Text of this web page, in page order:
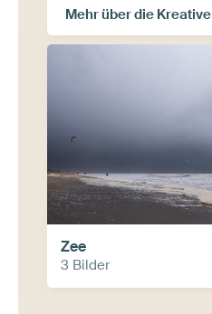
Mehr über die Kreative
Zee
3 Bilder